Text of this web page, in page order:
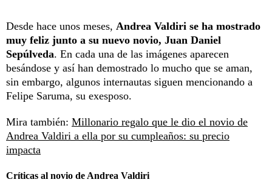
Desde hace unos meses, Andrea Valdiri se ha mostrado
muy feliz junto a su nuevo novio, Juan Daniel
Sepúlveda. En cada una de las imágenes aparecen
besándose y así han demostrado lo mucho que se aman,
sin embargo, algunos internautas siguen mencionando a
Felipe Saruma, su exesposo.
Mira también: Millonario regalo que le dio el novio de
Andrea Valdiri a ella por su cumpleaños: su precio
impacta
Críticas al novio de Andrea Valdiri